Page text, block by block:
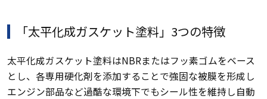
「太平化成ガスケット塗料」3つの特徴
太平化成ガスケット塗料はNBRまたはフッ素ゴムをベース
とし、各専用硬化剤を添加することで強固な被膜を形成し
エンジン部品など過酷な環境下でもシール性を維持し自動